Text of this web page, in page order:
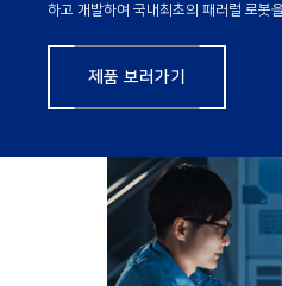
하고 개발하여 국내최초의 패러럴 로봇
제품 보러가기